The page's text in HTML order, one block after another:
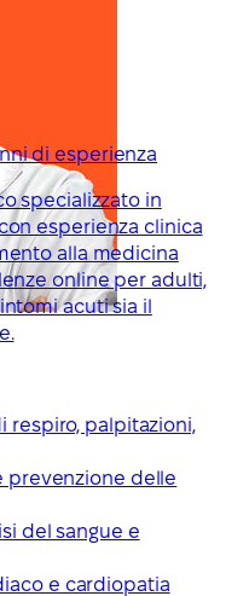
di esperienza
specializzato in
esperienza clinica
alla medicina
online per adulti,
acuti sia il
respiro, palpitazioni,
prevenzione delle
del sangue e
e cardiopatia